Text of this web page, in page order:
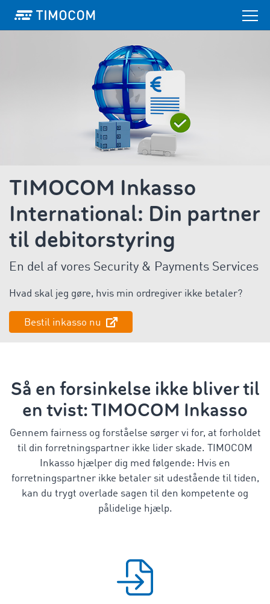
TIMOCOM Inkasso
International: Din partner
til debitorstyring
En del af vores Security & Payments Services
Hvad skal jeg gøre, hvis min ordregiver ikke betaler?
Bestil inkasso nu
Så en forsinkelse ikke bliver til
en tvist: TIMOCOM Inkasso
Gennem fairness og forståelse sørger vi for, at forholdet
til din forretningspartner ikke lider skade. TIMOCOM
Inkasso hjælper dig med følgende: Hvis en
forretningspartner ikke betaler sit udestående til tiden,
kan du trygt overlade sagen til den kompetente og
pålidelige hjælp.